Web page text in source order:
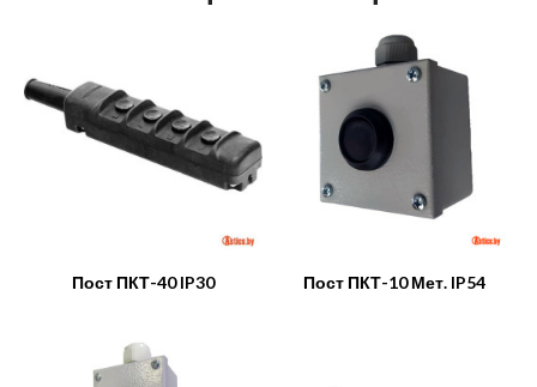
Пост ПКТ-40 IP30 Пост ПКТ-10 Мет. IP54